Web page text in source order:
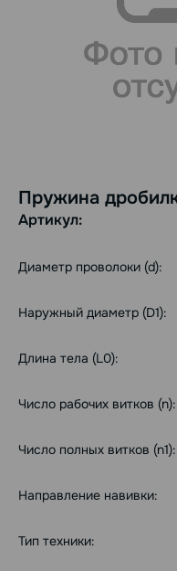
Пружина
Артикул:
Диаметр проволоки (d):
Наружный диаметр (D1):
Длина тела (L0):
Число рабочих витков (n):
Число полных витков (n1):
Направление навивки:
Тип техники: